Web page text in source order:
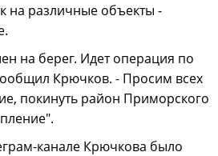
на различные объекты -
на берег. Идет операция по
Крючков. - Просим всех
покинуть район Приморского
канале Крючкова было